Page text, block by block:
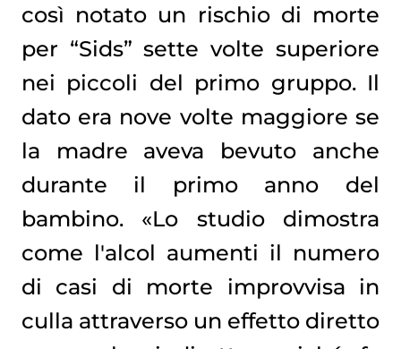
così notato un rischio di morte
per “Sids” sette volte superiore
nei piccoli del primo gruppo. Il
dato era nove volte maggiore se
la madre aveva bevuto anche
durante il primo anno del
bambino. «Lo studio dimostra
come l'alcol aumenti il numero
di casi di morte improvvisa in
culla attraverso un effetto diretto